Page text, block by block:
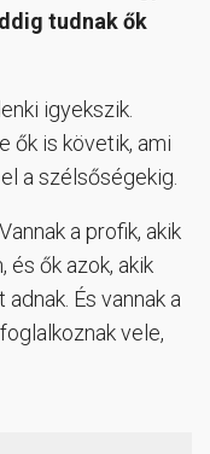
tudnak ők
igyekszik.
ők is követik, ami
a szélsőségekig.
a profik, akik
és ők azok, akik
És vannak a
vele,